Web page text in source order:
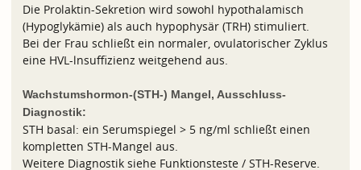
Die Prolaktin-Sekretion wird sowohl hypothalamisch
(Hypoglykämie) als auch hypophysär (TRH) stimuliert.
Bei der Frau schließt ein normaler, ovulatorischer Zyklus
eine HVL-lnsuffizienz weitgehend aus.
Wachstumshormon-(STH-) Mangel, Ausschluss-
Diagnostik:
STH basal: ein Serumspiegel > 5 ng/ml schließt einen
kompletten STH-Mangel aus.
Weitere Diagnostik siehe Funktionsteste / STH-Reserve.